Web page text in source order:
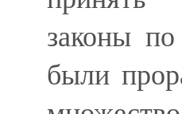
законы
были